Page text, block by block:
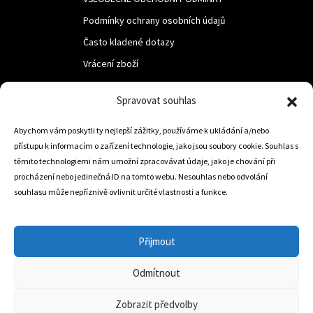
Spravovat souhlas
Abychom vám poskytli ty nejlepší zážitky, používáme k ukládání a/nebo
přístupu k informacím o zařízení technologie, jako jsou soubory cookie. Souhlas s
těmito technologiemi nám umožní zpracovávat údaje, jako je chování při
procházení nebo jedinečná ID na tomto webu. Nesouhlas nebo odvolání
souhlasu může nepříznivě ovlivnit určité vlastnosti a funkce.
Přijmout
Odmítnout
Zobrazit předvolby
Podmínky ochrany osobních údajů
Často kladené dotazy
Vrácení zboží
LUF s.r.o.
Nám. M.R.Štefanika 518,
Trstená 02801
info@dojezdovakola.com